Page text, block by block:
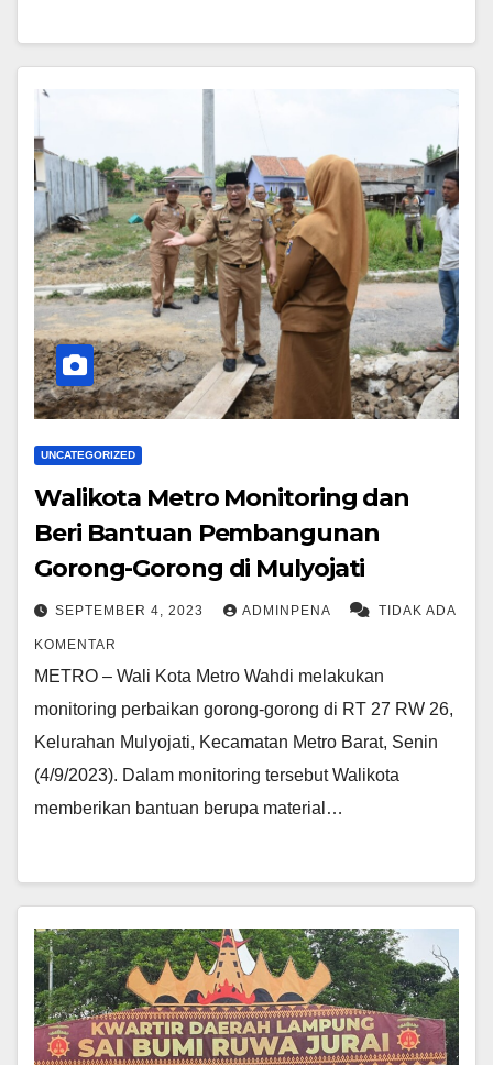
UNCATEGORIZED
Walikota Metro Monitoring dan
Beri Bantuan Pembangunan
Gorong-Gorong di Mulyojati
SEPTEMBER 4, 2023 ADMINPENA TIDAK ADA
KOMENTAR
METRO – Wali Kota Metro Wahdi melakukan
monitoring perbaikan gorong-gorong di RT 27 RW 26,
Kelurahan Mulyojati, Kecamatan Metro Barat, Senin
(4/9/2023). Dalam monitoring tersebut Walikota
memberikan bantuan berupa material…